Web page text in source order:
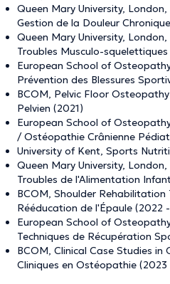
Queen Mary University,
Gestion de la Douleur
Queen Mary University,
Troubles Musculo-
European School of
Prévention des Blessures
BCOM, Pelvic Floor
Pelvien (2021)
European School of
/ Ostéopathie Crânienne
University of Kent, Sports
Queen Mary University,
Troubles de l'Alimentation
BCOM, Shoulder Rehabilitation
Rééducation de l'Épaule (2022
European School of
Techniques de Récupération
BCOM, Clinical Case Studies
Cliniques en Ostéopathie